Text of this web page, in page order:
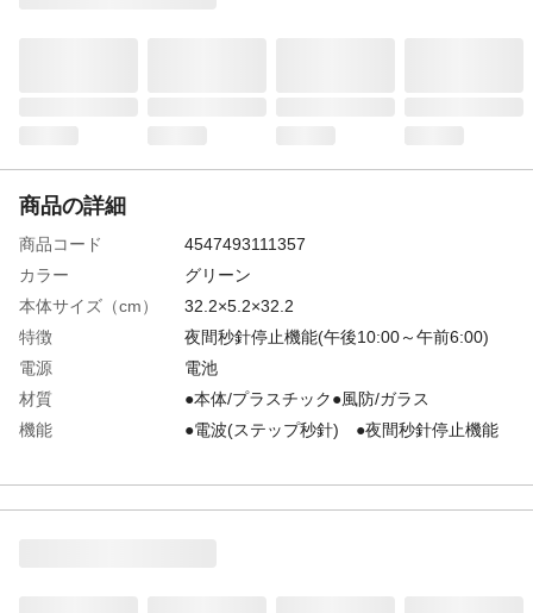
商品の詳細
商品コード
4547493111357
カラー
グリーン
本体サイズ（cm）
32.2×5.2×32.2
特徴
夜間秒針停止機能(午後10:00～午前6:00)
電源
電池
材質
●本体/プラスチック●風防/ガラス
機能
●電波(ステップ秒針) ●夜間秒針停止機能
使用電池
単3乾電池x1本
電池寿命
約1年